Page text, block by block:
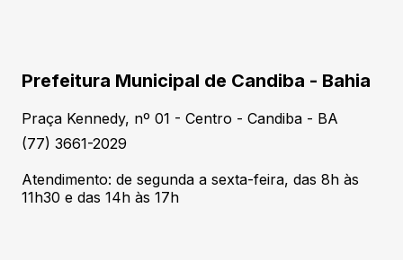
Prefeitura Municipal de Candiba - Bahia
Praça Kennedy, nº 01 - Centro - Candiba - BA
(77) 3661-2029
Atendimento: de segunda a sexta-feira, das 8h às
11h30 e das 14h às 17h